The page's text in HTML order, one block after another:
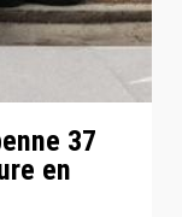
37
en